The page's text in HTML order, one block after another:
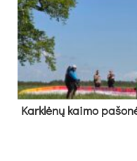
Kark­lė­nų kai­mo